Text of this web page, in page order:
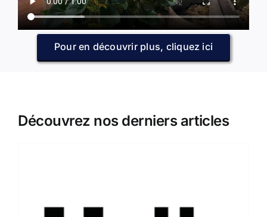
Pour en découvrir plus, cliquez ici
Découvrez nos derniers articles